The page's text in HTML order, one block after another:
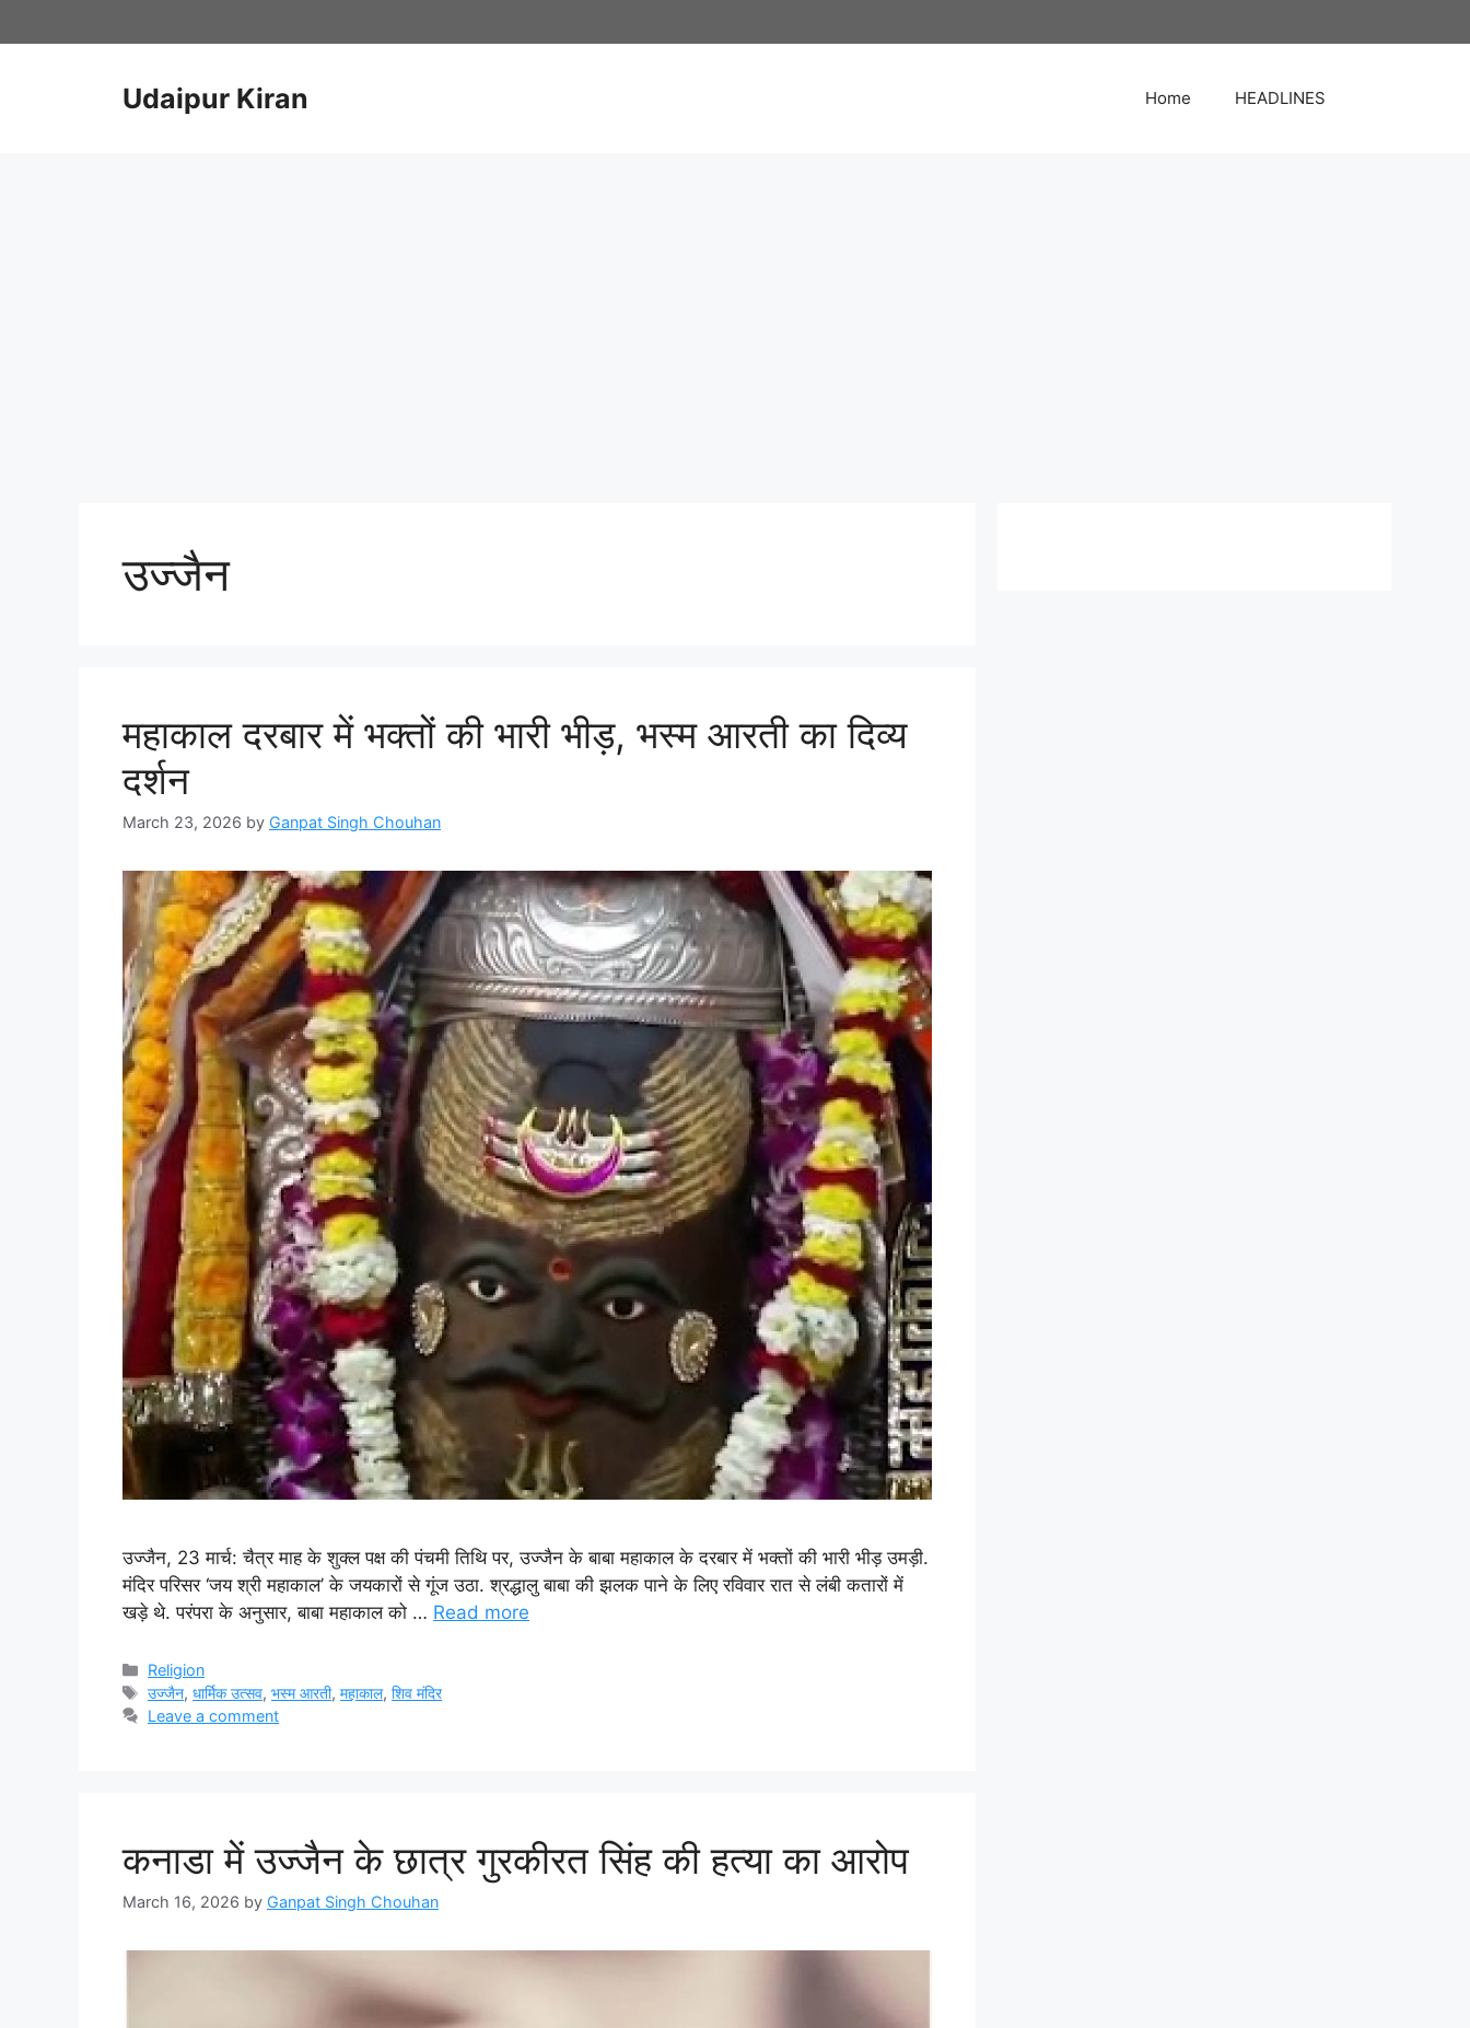
to
Udaipur Kiran Home HEADLINES
उज्जैन
महाकाल दरबार में भक्तों की भारी भीड़, भस्म आरती का दिव्य
दर्शन
March 23, 2026 by Ganpat Singh Chouhan
उज्जैन, 23 मार्च: चैत्र माह के शुक्ल पक्ष की पंचमी तिथि पर, उज्जैन के बाबा महाकाल के दरबार में भक्तों की भारी भीड़ उमड़ी.
मंदिर परिसर ‘जय श्री महाकाल’ के जयकारों से गूंज उठा. श्रद्धालु बाबा की झलक पाने के लिए रविवार रात से लंबी कतारों में
खड़े थे. परंपरा के अनुसार, बाबा महाकाल को … Read more
Categories
Religion
Tags
उज्जैन,धार्मिक उत्सव,भस्म आरती,महाकाल,शिव मंदिर
Leave a comment
कनाडा में उज्जैन के छात्र गुरकीरत सिंह की हत्या का आरोप
March 16, 2026 by Ganpat Singh Chouhan